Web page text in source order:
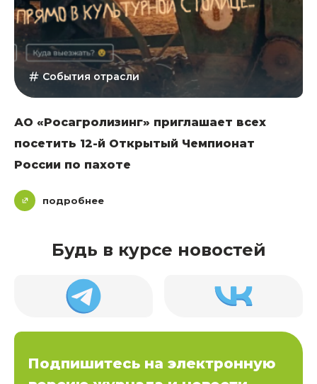
События отрасли
АО «Росагролизинг» приглашает всех
посетить 12-й Открытый Чемпионат
России по пахоте
подробнее
Будь в курсе новостей
Подпишитесь на электронную